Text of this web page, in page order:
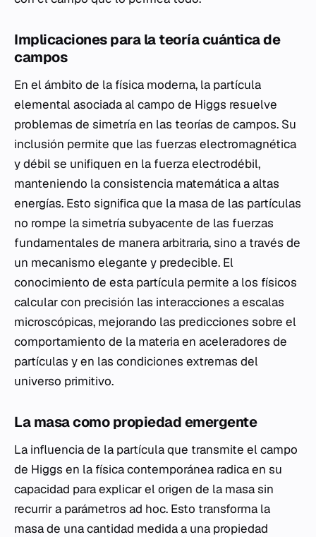
Implicaciones para la teoría cuántica de
campos
En el ámbito de la física moderna, la partícula
elemental asociada al campo de Higgs resuelve
problemas de simetría en las teorías de campos. Su
inclusión permite que las fuerzas electromagnética
y débil se unifiquen en la fuerza electrodébil,
manteniendo la consistencia matemática a altas
energías. Esto significa que la masa de las partículas
no rompe la simetría subyacente de las fuerzas
fundamentales de manera arbitraria, sino a través de
un mecanismo elegante y predecible. El
conocimiento de esta partícula permite a los físicos
calcular con precisión las interacciones a escalas
microscópicas, mejorando las predicciones sobre el
comportamiento de la materia en aceleradores de
partículas y en las condiciones extremas del
universo primitivo.
La masa como propiedad emergente
La influencia de la partícula que transmite el campo
de Higgs en la física contemporánea radica en su
capacidad para explicar el origen de la masa sin
recurrir a parámetros ad hoc. Esto transforma la
masa de una cantidad medida a una propiedad